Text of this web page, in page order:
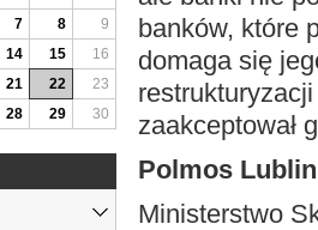
banków, które
domaga się
zaakceptował
Polmos
Ministerstwo
7 8
9
14 15
16
21 22
23
28 29 30